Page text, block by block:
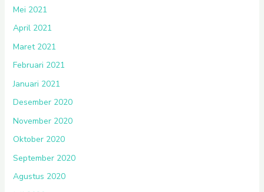
Mei 2021
April 2021
Maret 2021
Februari 2021
Januari 2021
Desember 2020
November 2020
Oktober 2020
September 2020
Agustus 2020